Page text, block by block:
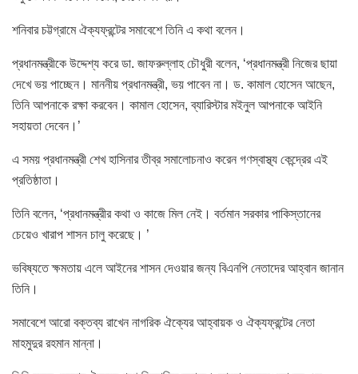
শনিবার চট্টগ্রামে ঐক্যফ্রন্টের সমাবেশে তিনি এ কথা বলেন।
প্রধানমন্ত্রীকে উদ্দেশ্য করে ডা. জাফরুল্লাহ চৌধুরী বলেন, ‘প্রধানমন্ত্রী নিজের ছায়া
দেখে ভয় পাচ্ছেন। মাননীয় প্রধানমন্ত্রী, ভয় পাবেন না। ড. কামাল হোসেন আছেন,
তিনি আপনাকে রক্ষা করবেন। কামাল হোসেন, ব্যারিস্টার মইনুল আপনাকে আইনি
সহায়তা দেবেন।’
এ সময় প্রধানমন্ত্রী শেখ হাসিনার তীব্র সমালোচনাও করেন গণস্বাস্থ্য কেন্দ্রের এই
প্রতিষ্ঠাতা।
তিনি বলেন, ‘প্রধানমন্ত্রীর কথা ও কাজে মিল নেই। বর্তমান সরকার পাকিস্তানের
চেয়েও খারাপ শাসন চালু করেছে। ’
ভবিষ্যতে ক্ষমতায় এলে আইনের শাসন দেওয়ার জন্য বিএনপি নেতাদের আহ্বান জানান
তিনি।
সমাবেশে আরো বক্তব্য রাখেন নাগরিক ঐক্যের আহ্বায়ক ও ঐক্যফ্রন্টের নেতা
মাহমুদুর রহমান মান্না।